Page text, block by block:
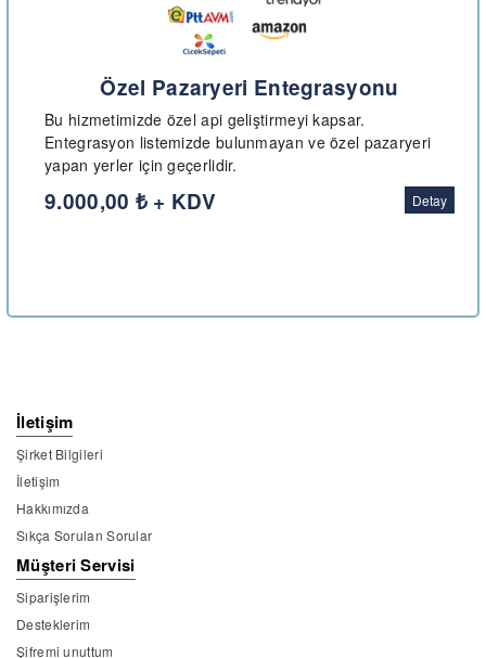
Özel Pazaryeri Entegrasyonu
Bu hizmetimizde özel api geliştirmeyi kapsar.
Entegrasyon listemizde bulunmayan ve özel pazaryeri
yapan yerler için geçerlidir.
9.000,00 ₺ + KDV Detay
İletişim
Şirket Bilgileri
İletişim
Hakkımızda
Sıkça Sorulan Sorular
Müşteri Servisi
Siparişlerim
Desteklerim
Şifremi unuttum